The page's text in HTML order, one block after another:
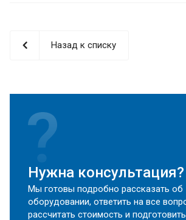
Назад к списку
Нужна консультация?
Мы готовы подробно рассказать об
оборудовании, ответить на все
рассчитать стоимость и подготовить